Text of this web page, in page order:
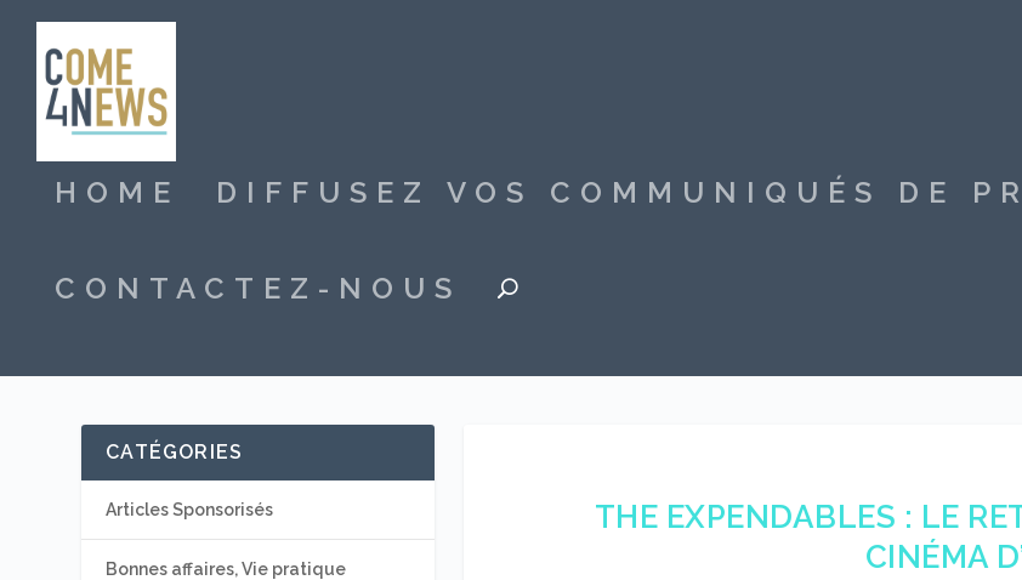
HOME DIFFUSEZ VOS COMMUNIQUÉS DE
CONTACTEZ-NOUS
THE EXPENDABLES : LE
CINÉMA
CATÉGORIES
Articles Sponsorisés
Bonnes affaires, Vie pratique